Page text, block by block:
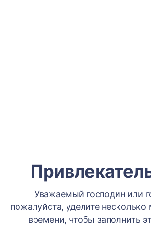
Уважаемый господин или
пожалуйста, уделите несколько
времени, чтобы заполнить